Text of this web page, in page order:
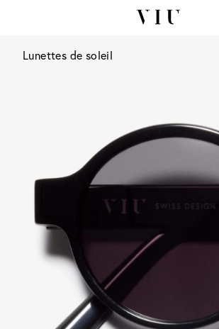
Lunettes de soleil